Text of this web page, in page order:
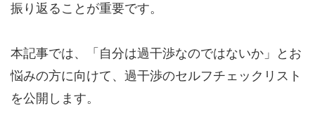
振り返ることが重要です。
本記事では、「自分は過干渉なのではないか」とお
悩みの方に向けて、過干渉のセルフチェックリスト
を公開します。